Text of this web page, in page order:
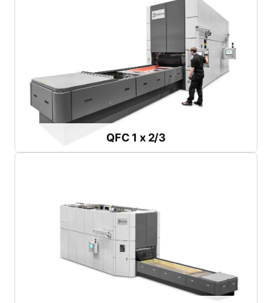
QFC 1 x 2/3
QFC 1 x 2/3
中規模生産に最適
トレイ幅： 1 m
トレイ長さ：2 m または 3 m
800 bar
カタログのダウンロード
QFC 1.2 x 3/4
中・大型部品用装備
トレイ幅： 1.2 m
トレイ長さ：3 m または 4 m
最高圧力：1,000 bar または 1,400 bar